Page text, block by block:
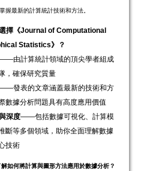
握最新的計算統計技術和方法。
擇《Journal of Computational
Statistics》？
由計算統計領域的頂尖學者組成
，確保研究質量
發表的文章涵蓋最新的技術和方
數據分析問題具有高度應用價值
深度——包括數據可視化、計算模
斷等多個領域，助你全面理解數據
技術
如何將計算與圖形方法應用於數據分析？